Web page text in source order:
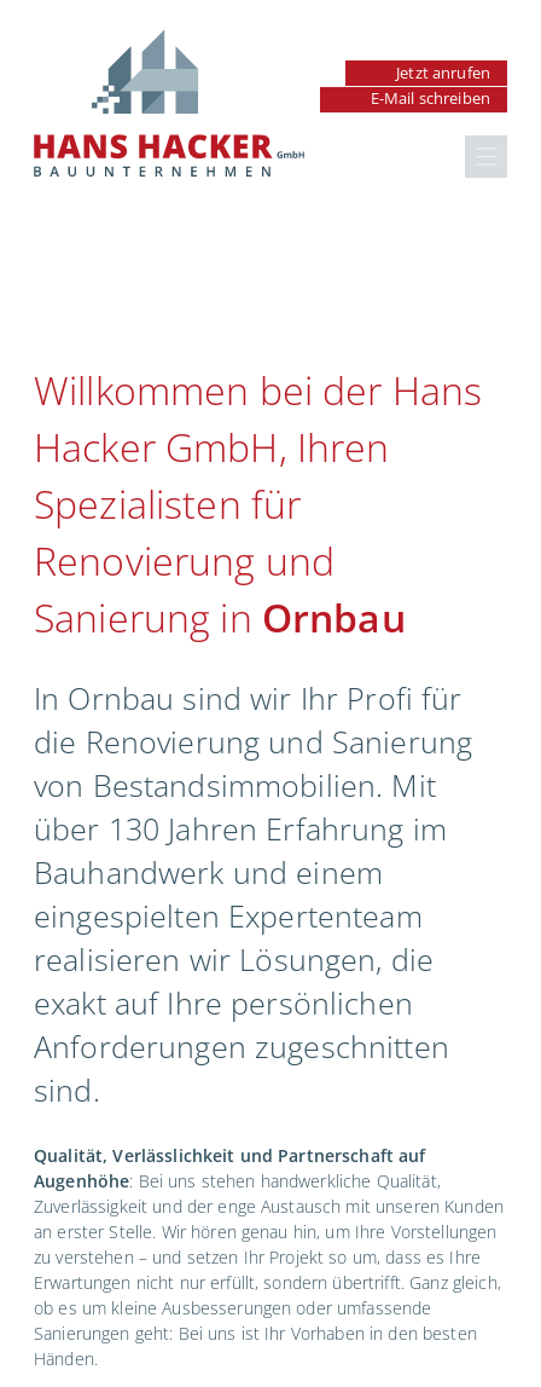
Jetzt anrufen
E-Mail schreiben
Fenster & Türen
Außenanlagen
Maurer- & Betonarbeiten
Unternehmen
Kontakt
Renovierung &
Willkommen bei der Hans
Hacker GmbH, Ihren
Spezialisten für
Renovierung und
Sanierung in Ornbau
In Ornbau sind wir Ihr Profi für
die Renovierung und Sanierung
von Bestandsimmobilien. Mit
über 130 Jahren Erfahrung im
Bauhandwerk und einem
eingespielten Expertenteam
realisieren wir Lösungen, die
exakt auf Ihre persönlichen
Anforderungen zugeschnitten
sind.
Qualität, Verlässlichkeit und Partnerschaft auf
Augenhöhe: Bei uns stehen handwerkliche Qualität,
Zuverlässigkeit und der enge Austausch mit unseren Kunden
an erster Stelle. Wir hören genau hin, um Ihre Vorstellungen
zu verstehen – und setzen Ihr Projekt so um, dass es Ihre
Erwartungen nicht nur erfüllt, sondern übertrifft. Ganz gleich,
ob es um kleine Ausbesserungen oder umfassende
Sanierungen geht: Bei uns ist Ihr Vorhaben in den besten
Händen.